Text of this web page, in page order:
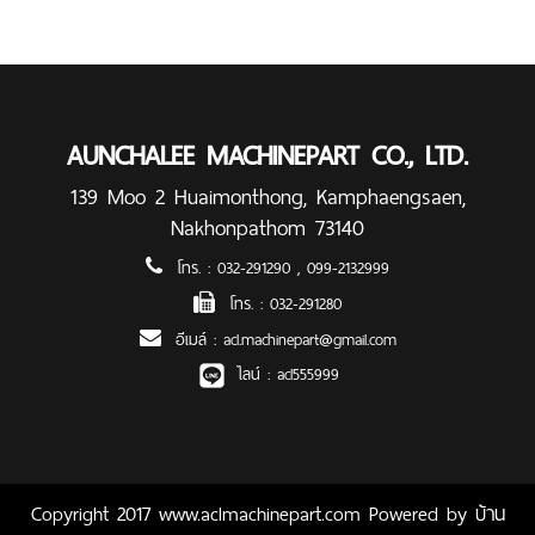
AUNCHALEE MACHINEPART CO., LTD.
139 Moo 2 Huaimonthong, Kamphaengsaen,
Nakhonpathom 73140
โทร. : 032-291290 , 099-2132999
โทร. : 032-291280
อีเมล์ : acl.machinepart@gmail.com
ไลน์ : acl555999
Copyright 2017 www.aclmachinepart.com Powered by บ้าน